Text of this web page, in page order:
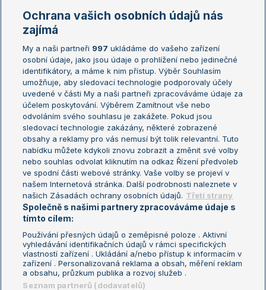
Žebříčky
Žebříček ATP (muži)
Žebříček WTA (ženy)
Sázkařský žebříček
Australian Open
French Open
Wimbledon
US Open
Turnaj mistrů
Turnaj mistryň
Aktualní trendy
Fotbalové přestupy
Livesport Daily
LS Prague Open
Podmínky užití
Nastavení soukromí
GDPR a žurnalistika
Reklama
Kontakt
Informace o zpracování osobních
údajů
Ochrana vašich osobních údajů nás
zajímá
My a naši partneři 997 ukládáme do vašeho zařízení
osobní údaje, jako jsou údaje o prohlížení nebo jedinečné
identifikátory, a máme k nim přístup. Výběr Souhlasím
umožňuje, aby sledovací technologie podporovaly účely
uvedené v části My a naši partneři zpracováváme údaje za
účelem poskytování. Výběrem Zamítnout vše nebo
odvoláním svého souhlasu je zakážete. Pokud jsou
sledovací technologie zakázány, některé zobrazené
obsahy a reklamy pro vás nemusí být tolik relevantní. Tuto
nabídku můžete kdykoli znovu zobrazit a změnit své volby
nebo souhlas odvolat kliknutím na odkaz Řízení předvoleb
ve spodní části webové stránky. Vaše volby se projeví v
našem Internetová stránka. Další podrobnosti naleznete v
našich Zásadách ochrany osobních údajů. Třetí strany
Společně s našimi partnery zpracováváme údaje s
tímto cílem:
Používání přesných údajů o zeměpisné poloze . Aktivní
vyhledávání identifikačních údajů v rámci specifických
vlastností zařízení . Ukládání a/nebo přístup k informacím v
zařízení . Personalizovaná reklama a obsah, měření reklam
a obsahu, průzkum publika a rozvoj služeb .
Seznam partnerů (dodavatelů)